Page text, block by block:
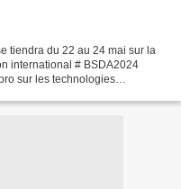
tiendra du 22 au 24 mai sur la
international # BSDA2024
sur les technologies